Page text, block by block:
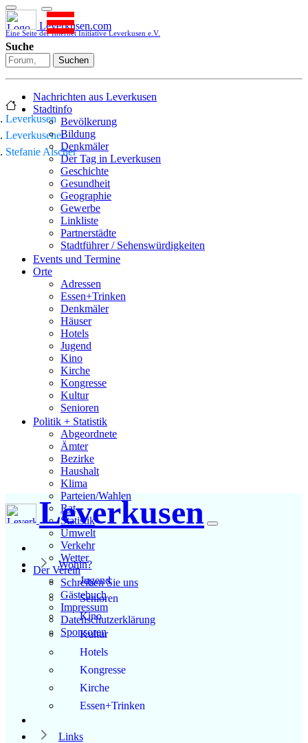
Leverkusen.com
Eine Seite der Internet Initiative Leverkusen e.V.
Suche
Suchen
Nachrichten aus Leverkusen
Stadtinfo
Bevölkerung
Bildung
Denkmäler
Der Tag in Leverkusen
Geschichte
Gesundheit
Geographie
Gewerbe
Linkliste
Partnerstädte
Stadtführer / Sehenswürdigkeiten
Stadtplan
Sport
Who is who
Wohnen
Events und Termine
Orte
Adressen
Essen+Trinken
Denkmäler
Häuser
Hotels
Jugend
Kino
Kirche
Kongresse
Kultur
Senioren
Stadtführer
Straßen
Politik + Statistik
Abgeordnete
Ämter
Bezirke
Haushalt
Klima
Parteien/Wahlen
Rat
Statistik
Umwelt
Verkehr
Wetter
Der Verein
Schreiben Sie uns
Gästebuch
Impressum
Datenschutzerklärung
Sponsoren
Leverkusen
Leverkusener
Stefanie Alscher
Leverkusen
Wohin?
Jugend
Senioren
Kino
Kultur
Hotels
Kongresse
Kirche
Essen+Trinken
Links